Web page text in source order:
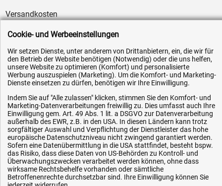
Versandkosten
Zahlungsarten
AGB / Widerrufsrecht
Datenschutz
Impressum
Karriere
OEM-Ersatzteile
Technik-Hilfe
Downloads
Kontakt
Cookie- und Werbeeinstellungen
Wir setzen Dienste, unter anderem von Drittanbietern, ein, die wir für
den Betrieb der Website benötigen (Notwendig) oder die uns helfen,
unsere Website zu optimieren (Komfort) und personalisierte
Werbung auszuspielen (Marketing). Um die Komfort- und Marketing-
Dienste einsetzen zu dürfen, benötigen wir Ihre Einwilligung.
Indem Sie auf "Alle zulassen" klicken, stimmen Sie den Komfort- und
Marketing-Datenverarbeitungen freiwillig zu. Dies umfasst auch Ihre
Einwilligung gem. Art. 49 Abs. 1 lit. a DSGVO zur Datenverarbeitung
außerhalb des EWR, z.B. in den USA. In diesen Ländern kann trotz
sorgfältiger Auswahl und Verpflichtung der Dienstleister das hohe
europäische Datenschutzniveau nicht zwingend garantiert werden.
Sofern eine Datenübermittlung in die USA stattfindet, besteht bspw.
das Risiko, dass diese Daten von US-Behörden zu Kontroll- und
Überwachungszwecken verarbeitet werden können, ohne dass
wirksame Rechtsbehelfe vorhanden oder sämtliche
Betroffenenrechte durchsetzbar sind. Ihre Einwilligung können Sie